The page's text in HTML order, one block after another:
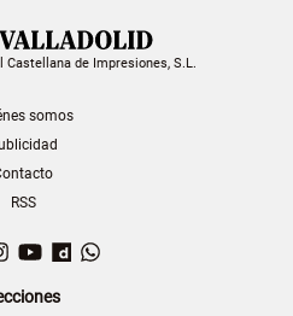
de Impresiones, S.L.
somos
RSS
Instagram
YouTubeDailymotion